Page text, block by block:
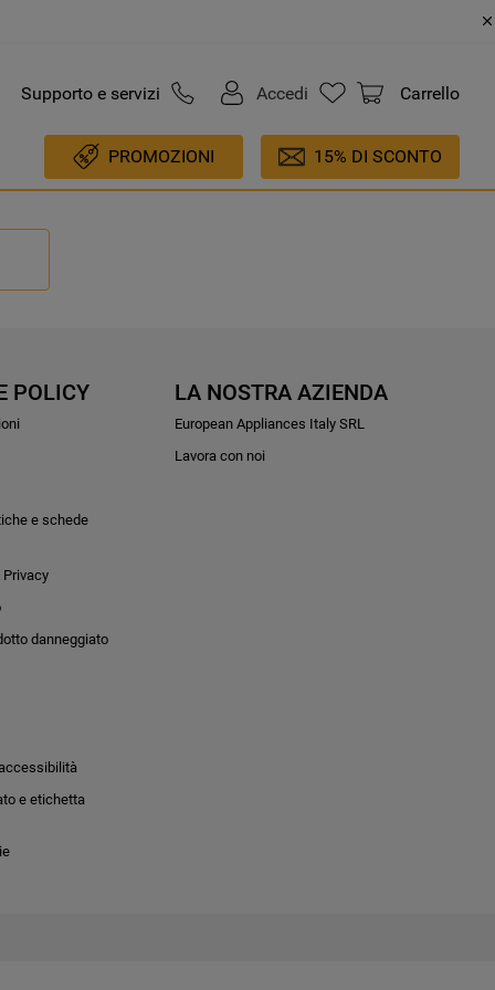
Supporto e servizi Accedi Carrello
PROMOZIONI 15% DI SCONTO
POLICY
e schede
danneggiato
e etichetta
LA NOSTRA AZIENDA
European Appliances Italy SRL
Lavora con noi